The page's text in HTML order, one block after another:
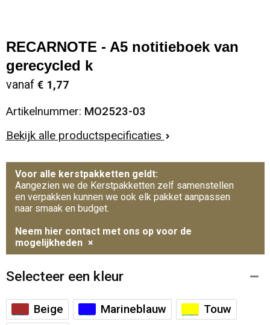
RECARNOTE - A5 notitieboek van
gerecycled k
vanaf € 1,77
Artikelnummer: MO2523-03
Bekijk alle productspecificaties
Voor alle kerstpakketten geldt:
Aangezien we de Kerstpakketten zelf samenstellen
en verpakken kunnen we ook elk pakket aanpassen
naar smaak en budget.
Neem hier contact met ons op voor de
mogelijkheden ×
Selecteer een kleur
Beige Marineblauw
Touw